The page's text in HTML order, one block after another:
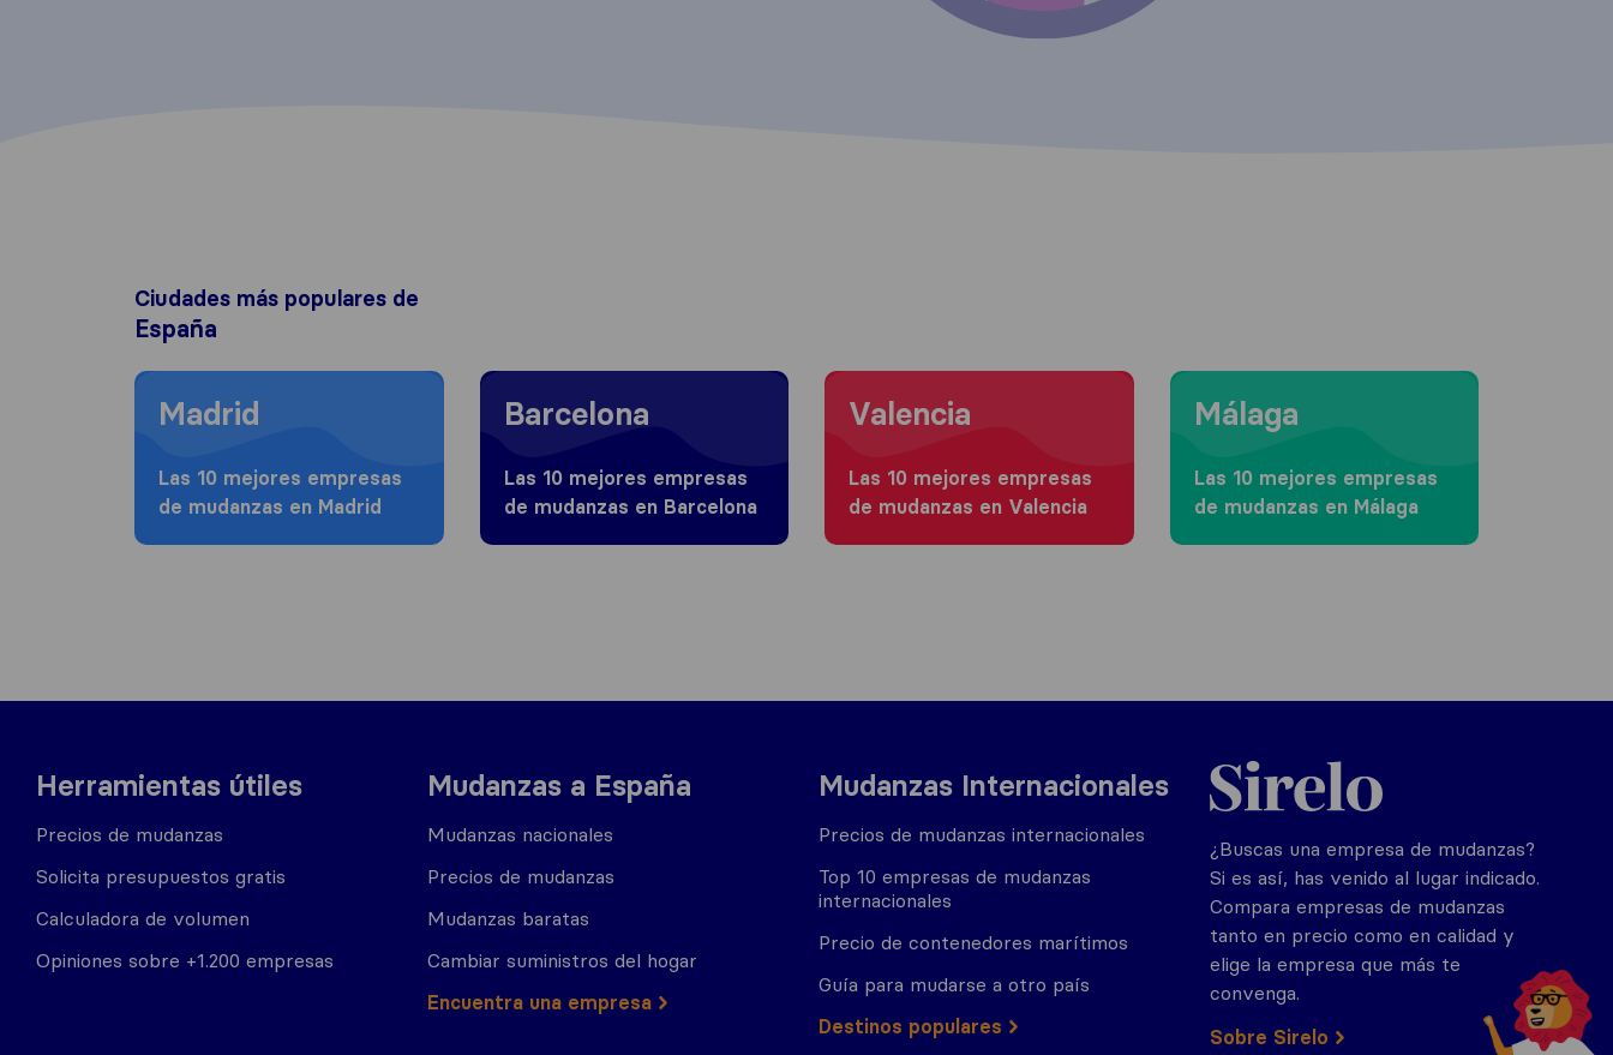
Ciudades más populares de
España
Moving to Madrid
Madrid
Las 10 mejores empresas
de mudanzas en Madrid
Moving to Barcelona
Barcelona
Las 10 mejores empresas
de mudanzas en Barcelona
Moving to Valencia
Valencia
Las 10 mejores empresas
de mudanzas en Valencia
Moving to Málaga
Málaga
Las 10 mejores empresas
de mudanzas en Málaga
Herramientas útiles
Precios de mudanzas
Solicita presupuestos gratis
Calculadora de volumen
Opiniones sobre +1.200 empresas
Mudanzas a España
Mudanzas nacionales
Precios de mudanzas
Mudanzas baratas
Cambiar suministros del hogar
Encuentra una empresa
Mudanzas Internacionales
Precios de mudanzas internacionales
Top 10 empresas de mudanzas
internacionales
Precio de contenedores marítimos
Guía para mudarse a otro país
Destinos populares
Sirelo.es
¿Buscas una empresa de mudanzas?
Si es así, has venido al lugar indicado.
Compara empresas de mudanzas
tanto en precio como en calidad y
elige la empresa que más te
convenga.
Sobre Sirelo